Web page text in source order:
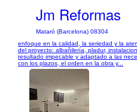
Jm Reformas
Mataró (Barcelona) 08304
enfoque en la calidad, la seriedad y la
del proyecto: albañilería, pladur,
resultado impecable y adaptado a las
con los plazos, el orden en la obra y...